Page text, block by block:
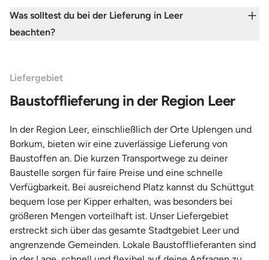
Was solltest du bei der Lieferung in Leer
beachten?
Liefergebiet
Baustofflieferung in der Region Leer
In der Region Leer, einschließlich der Orte Uplengen und
Borkum, bieten wir eine zuverlässige Lieferung von
Baustoffen an. Die kurzen Transportwege zu deiner
Baustelle sorgen für faire Preise und eine schnelle
Verfügbarkeit. Bei ausreichend Platz kannst du Schüttgut
bequem lose per Kipper erhalten, was besonders bei
größeren Mengen vorteilhaft ist. Unser Liefergebiet
erstreckt sich über das gesamte Stadtgebiet Leer und
angrenzende Gemeinden. Lokale Baustofflieferanten sind